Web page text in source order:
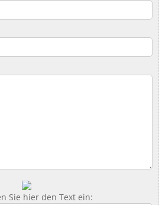
Sie hier den Text ein: